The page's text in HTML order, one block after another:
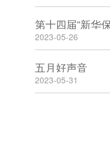
第十四届“新华
2023-05-26
五月好声音
2023-05-31